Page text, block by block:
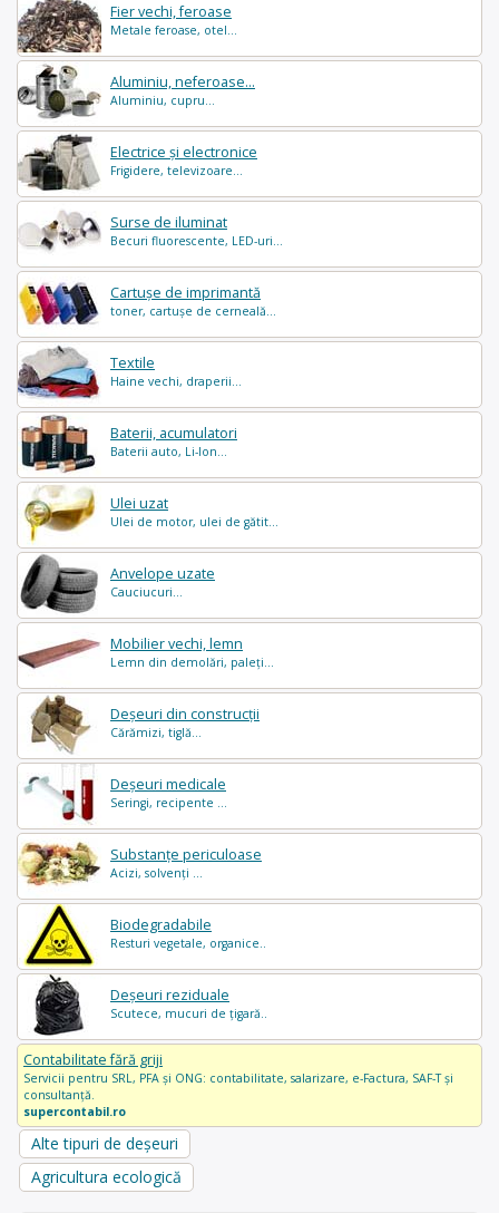
Fier vechi, feroase
Metale feroase, otel...
Aluminiu, neferoase...
Aluminiu, cupru...
Electrice și electronice
Frigidere, televizoare...
Surse de iluminat
Becuri fluorescente, LED-uri...
Cartușe de imprimantă
toner, cartușe de cerneală...
Textile
Haine vechi, draperii...
Baterii, acumulatori
Baterii auto, Li-Ion...
Ulei uzat
Ulei de motor, ulei de gătit...
Anvelope uzate
Cauciucuri...
Mobilier vechi, lemn
Lemn din demolări, paleți...
Deșeuri din construcții
Cărămizi, tiglă...
Deșeuri medicale
Seringi, recipente ...
Substanțe periculoase
Acizi, solvenți ...
Biodegradabile
Resturi vegetale, organice..
Deșeuri reziduale
Scutece, mucuri de țigară..
Contabilitate fără griji
Servicii pentru SRL, PFA și ONG: contabilitate, salarizare, e-Factura, SAF-T și
consultanță.
supercontabil.ro
Alte tipuri de deșeuri
Agricultura ecologică